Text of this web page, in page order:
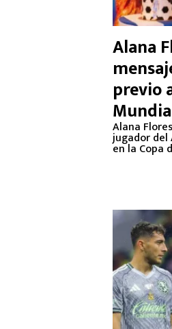
Alana
previo
Alana
jugador del
en la Copa